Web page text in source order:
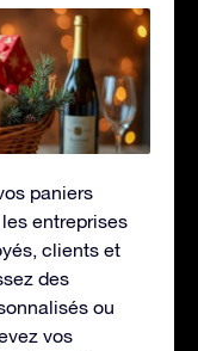
paniers
entreprises
clients et
des
ou
vos